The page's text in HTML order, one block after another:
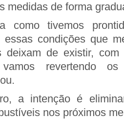
medidas de forma
como tivemos
essas condições que
deixam de existir,
vamos revertendo
a intenção é
nos próximos